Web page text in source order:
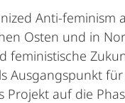
Anti-
Osten und in
feministische
Ausgangspunkt
auf die